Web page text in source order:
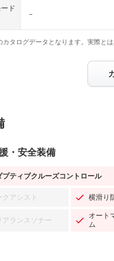
ド
－
タログデータとなります。実際と
・安全装備
プティブクルーズコントロール
クアシスト 横滑り
アランスソナー
オート
ム